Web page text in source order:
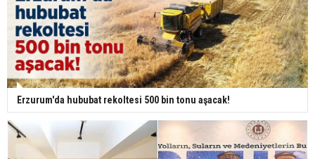
Erzurum'da hububat rekoltesi 500 bin tonu aşacak!